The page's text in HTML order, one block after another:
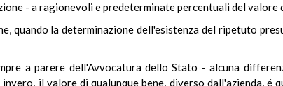
- a ragionevoli e predeterminate percentuali del valore
quando la determinazione dell'esistenza del ripetuto
a parere dell'Avvocatura dello Stato - alcuna
il valore di qualunque bene, diverso dall'azienda, é